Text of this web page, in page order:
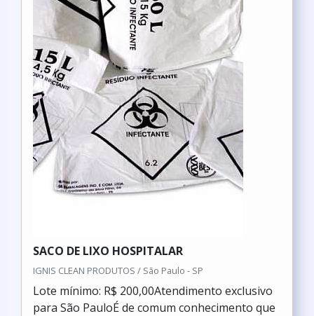
SACO DE LIXO HOSPITALAR
IGNIS CLEAN PRODUTOS / São Paulo - SP
Lote mínimo: R$ 200,00Atendimento exclusivo
para São PauloÉ de comum conhecimento que